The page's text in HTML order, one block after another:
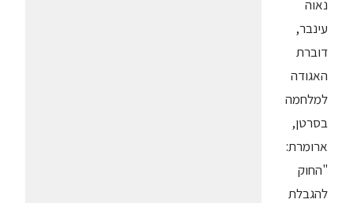
נאוה
עינבר,
דוברת
האגודה
למלחמה
בסרטן,
ארומרת:
"החוק
להגבלת